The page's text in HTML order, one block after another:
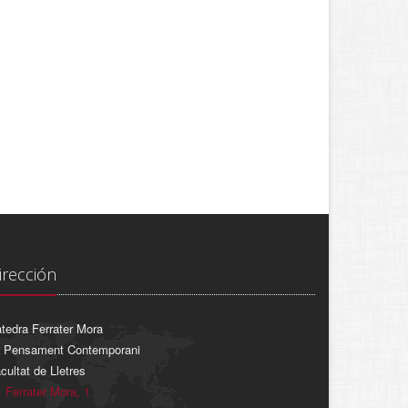
Ferrater Mora
Pensament Contemporani
de Lletres
Ferrater Mora, 1